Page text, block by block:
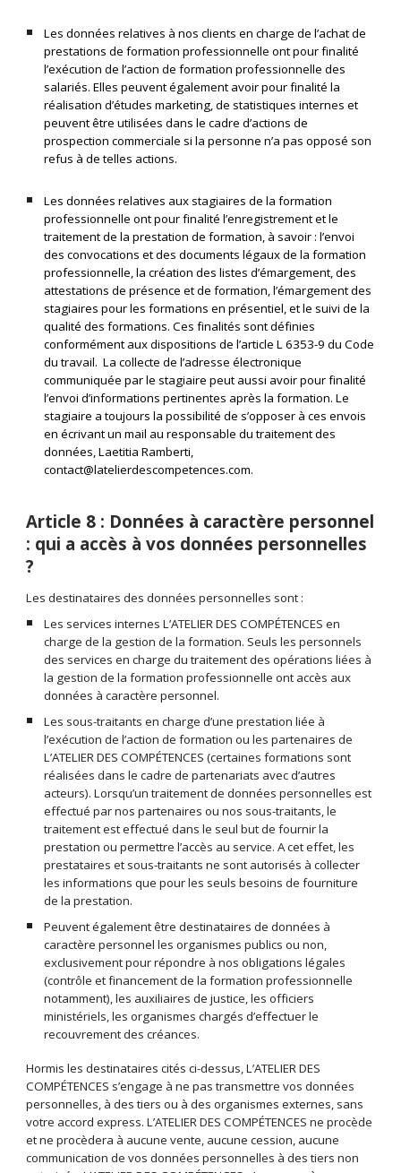
Les données relatives à nos clients en charge de l’achat de
prestations de formation professionnelle ont pour finalité
l’exécution de l’action de formation professionnelle des
salariés. Elles peuvent également avoir pour finalité la
réalisation d’études marketing, de statistiques internes et
peuvent être utilisées dans le cadre d’actions de
prospection commerciale si la personne n’a pas opposé son
refus à de telles actions.
Les données relatives aux stagiaires de la formation
professionnelle ont pour finalité l’enregistrement et le
traitement de la prestation de formation, à savoir : l’envoi
des convocations et des documents légaux de la formation
professionnelle, la création des listes d’émargement, des
attestations de présence et de formation, l’émargement des
stagiaires pour les formations en présentiel, et le suivi de la
qualité des formations. Ces finalités sont définies
conformément aux dispositions de l’article L 6353-9 du Code
du travail. La collecte de l’adresse électronique
communiquée par le stagiaire peut aussi avoir pour finalité
l’envoi d’informations pertinentes après la formation. Le
stagiaire a toujours la possibilité de s’opposer à ces envois
en écrivant un mail au responsable du traitement des
données, Laetitia Ramberti,
contact@latelierdescompetences.com.
Article 8 : Données à caractère personnel
: qui a accès à vos données personnelles
?
Les destinataires des données personnelles sont :
Les services internes L’ATELIER DES COMPÉTENCES en
charge de la gestion de la formation. Seuls les personnels
des services en charge du traitement des opérations liées à
la gestion de la formation professionnelle ont accès aux
données à caractère personnel.
Les sous-traitants en charge d’une prestation liée à
l’exécution de l’action de formation ou les partenaires de
L’ATELIER DES COMPÉTENCES (certaines formations sont
réalisées dans le cadre de partenariats avec d’autres
acteurs). Lorsqu’un traitement de données personnelles est
effectué par nos partenaires ou nos sous-traitants, le
traitement est effectué dans le seul but de fournir la
prestation ou permettre l’accès au service. A cet effet, les
prestataires et sous-traitants ne sont autorisés à collecter
les informations que pour les seuls besoins de fourniture
de la prestation.
Peuvent également être destinataires de données à
caractère personnel les organismes publics ou non,
exclusivement pour répondre à nos obligations légales
(contrôle et financement de la formation professionnelle
notamment), les auxiliaires de justice, les officiers
ministériels, les organismes chargés d’effectuer le
recouvrement des créances.
Hormis les destinataires cités ci-dessus, L’ATELIER DES
COMPÉTENCES s’engage à ne pas transmettre vos données
personnelles, à des tiers ou à des organismes externes, sans
votre accord express. L’ATELIER DES COMPÉTENCES ne procède
et ne procèdera à aucune vente, aucune cession, aucune
communication de vos données personnelles à des tiers non